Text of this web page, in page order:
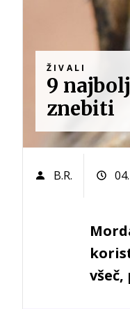
ŽIVALI
9
znebiti
B.R.